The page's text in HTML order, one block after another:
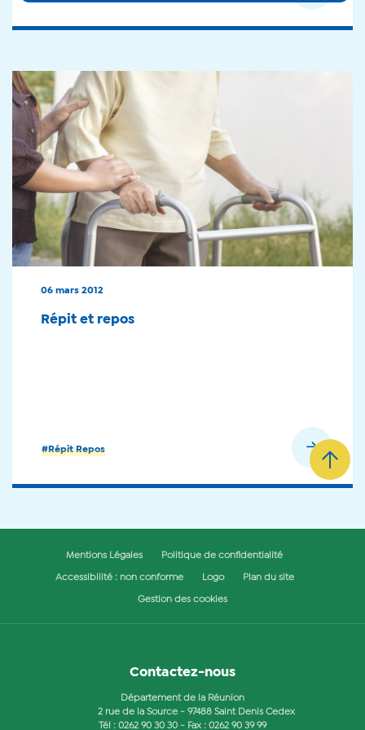
#Répit Repos
06 mars 2012
Répit et repos
Mentions Légales Politique de confidentialité
Accessibilité : non conforme Logo Plan du site
Gestion des cookies
Contactez-nous
Département de la Réunion
2 rue de la Source - 97488 Saint Denis Cedex
Tél : 0262 90 30 30 - Fax : 0262 90 39 99